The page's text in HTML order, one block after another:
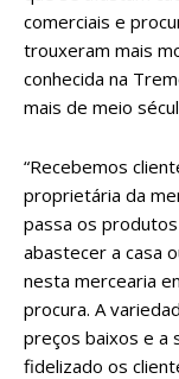
comerciais e
trouxeram mais
conhecida na
mais de meio
“Recebemos
proprietária da
passa os produtos
abastecer a casa
nesta mercearia
procura. A
preços baixos e a
fidelizado os